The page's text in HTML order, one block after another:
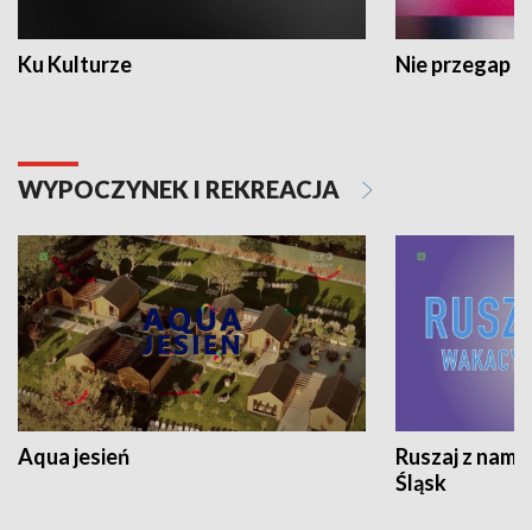
Ku Kulturze Nie przegap
WYPOCZYNEK I REKREACJA
Aqua jesień
Ruszaj z
Śląsk